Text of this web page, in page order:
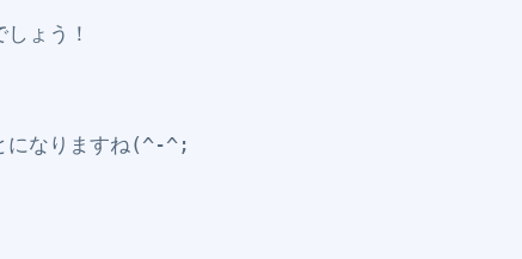
しょう！
になりますね(^-^;